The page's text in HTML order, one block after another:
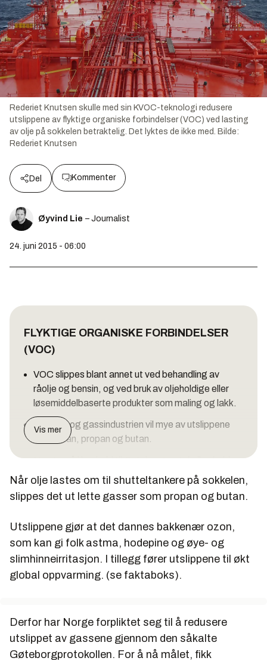
Rederiet Knutsen skulle med sin KVOC-teknologi redusere
utslippene av flyktige organiske forbindelser (VOC) ved lasting
av olje på sokkelen betraktelig. Det lyktes de ikke med. Bilde:
Rederiet Knutsen
Del Kommenter
Øyvind Lie – Journalist
24. juni 2015 - 06:00
FLYKTIGE ORGANISKE FORBINDELSER
(VOC)
VOC slippes blant annet ut ved behandling av
råolje og bensin, og ved bruk av oljeholdige eller
løsemiddelbaserte produkter som maling og lakk.
Fra olje- og gassindustrien vil mye av utslippene
være etan, propan og butan.
Norge må i henhold til Gøteborgprotokollen holde
utslippene av NMVOC (NM betyr «bortsett fra
metan») under 131.000 tonn i 2020.
dannes når nitrogenoksider (NOx) og flyktige
organiske forbindelser (VOC) reagerer med
hverandre under påvirkning av sollys.
Høye konsentrasjoner av ozon kan gi
slimhinneirritasjon.
Ozon reduserer også plantenes fotosyntese og
vekst, og aldring og bladfelling framskyndes.
Vis mer
Når olje lastes om til shutteltankere på sokkelen,
slippes det ut lette gasser som propan og butan.
Utslippene gjør at det dannes bakkenær ozon,
som kan gi folk astma, hodepine og øye- og
slimhinneirritasjon. I tillegg fører utslippene til økt
global oppvarming. (se faktaboks).
Derfor har Norge forpliktet seg til å redusere
utslippet av gassene gjennom den såkalte
Gøteborgprotokollen. For å nå målet, fikk